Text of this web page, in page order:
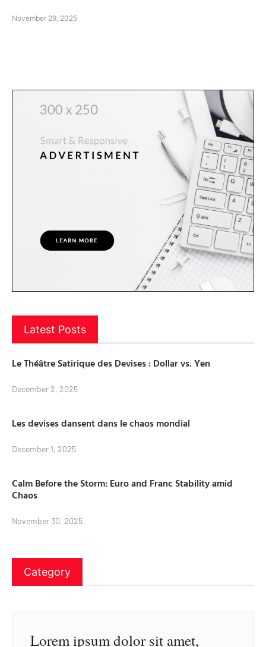
November 29, 2025
Latest Posts
Le Théâtre Satirique des Devises : Dollar vs. Yen
December 2, 2025
Les devises dansent dans le chaos mondial
December 1, 2025
Calm Before the Storm: Euro and Franc Stability amid
Chaos
November 30, 2025
Category
Lorem ipsum dolor sit amet,